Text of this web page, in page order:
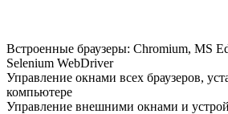
Встроенные браузеры: Chromium, MS
Selenium WebDriver
Управление окнами всех браузеров,
компьютере
Управление внешними окнами и